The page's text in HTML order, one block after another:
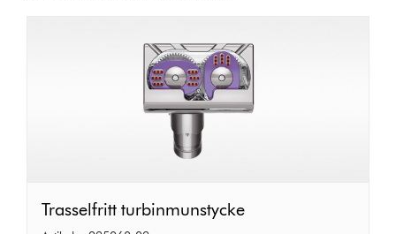
Trasselfritt
Trasselfritt turbinmunstycke